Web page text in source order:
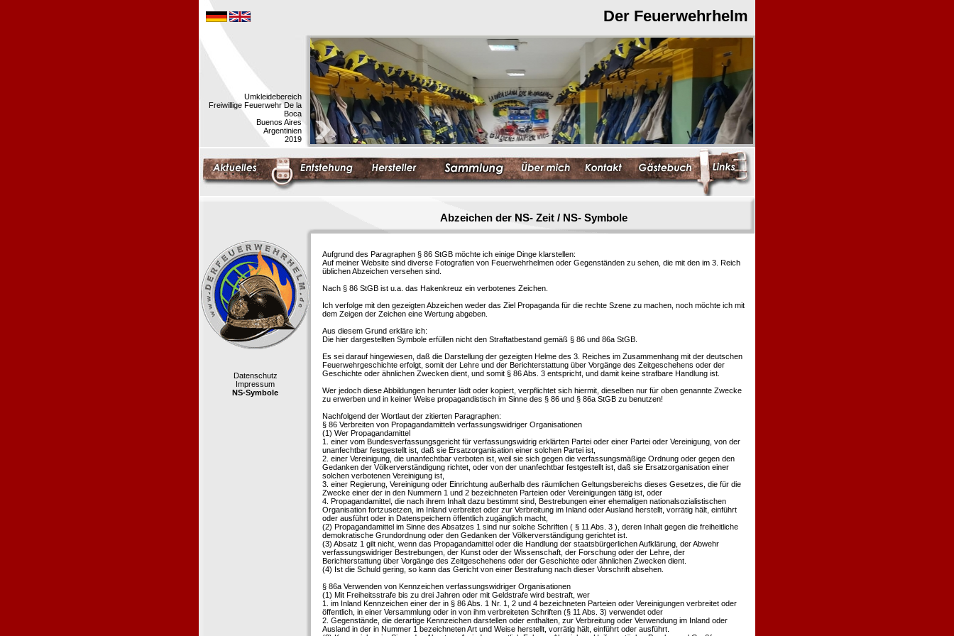
Der Feuerwehrhelm
Umkleidebereich
Freiwillige Feuerwehr De la
Boca
Buenos Aires
Argentinien
2019
Abzeichen der NS- Zeit / NS- Symbole
Datenschutz
Impressum
NS-Symbole
Aufgrund des Paragraphen § 86 StGB möchte ich einige Dinge klarstellen:
Auf meiner Website sind diverse Fotografien von Feuerwehrhelmen oder Gegenständen zu sehen, die mit den im 3. Reich
üblichen Abzeichen versehen sind.
Nach § 86 StGB ist u.a. das Hakenkreuz ein verbotenes Zeichen.
Ich verfolge mit den gezeigten Abzeichen weder das Ziel Propaganda für die rechte Szene zu machen, noch möchte ich mit
dem Zeigen der Zeichen eine Wertung abgeben.
Aus diesem Grund erkläre ich:
Die hier dargestellten Symbole erfüllen nicht den Straftatbestand gemäß § 86 und 86a StGB.
Es sei darauf hingewiesen, daß die Darstellung der gezeigten Helme des 3. Reiches im Zusammenhang mit der deutschen
Feuerwehrgeschichte erfolgt, somit der Lehre und der Berichterstattung über Vorgänge des Zeitgeschehens oder der
Geschichte oder ähnlichen Zwecken dient, und somit § 86 Abs. 3 entspricht, und damit keine strafbare Handlung ist.
Wer jedoch diese Abbildungen herunter lädt oder kopiert, verpflichtet sich hiermit, dieselben nur für oben genannte Zwecke
zu erwerben und in keiner Weise propagandistisch im Sinne des § 86 und § 86a StGB zu benutzen!
Nachfolgend der Wortlaut der zitierten Paragraphen:
§ 86 Verbreiten von Propagandamitteln verfassungswidriger Organisationen
(1) Wer Propagandamittel
1. einer vom Bundesverfassungsgericht für verfassungswidrig erklärten Partei oder einer Partei oder Vereinigung, von der
unanfechtbar festgestellt ist, daß sie Ersatzorganisation einer solchen Partei ist,
2. einer Vereinigung, die unanfechtbar verboten ist, weil sie sich gegen die verfassungsmäßige Ordnung oder gegen den
Gedanken der Völkerverständigung richtet, oder von der unanfechtbar festgestellt ist, daß sie Ersatzorganisation einer
solchen verbotenen Vereinigung ist,
3. einer Regierung, Vereinigung oder Einrichtung außerhalb des räumlichen Geltungsbereichs dieses Gesetzes, die für die
Zwecke einer der in den Nummern 1 und 2 bezeichneten Parteien oder Vereinigungen tätig ist, oder
4. Propagandamittel, die nach ihrem Inhalt dazu bestimmt sind, Bestrebungen einer ehemaligen nationalsozialistischen
Organisation fortzusetzen, im Inland verbreitet oder zur Verbreitung im Inland oder Ausland herstellt, vorrätig hält, einführt
oder ausführt oder in Datenspeichern öffentlich zugänglich macht,
(2) Propagandamittel im Sinne des Absatzes 1 sind nur solche Schriften ( § 11 Abs. 3 ), deren Inhalt gegen die freiheitliche
demokratische Grundordnung oder den Gedanken der Völkerverständigung gerichtet ist.
(3) Absatz 1 gilt nicht, wenn das Propagandamittel oder die Handlung der staatsbürgerlichen Aufklärung, der Abwehr
verfassungswidriger Bestrebungen, der Kunst oder der Wissenschaft, der Forschung oder der Lehre, der
Berichterstattung über Vorgänge des Zeitgeschehens oder der Geschichte oder ähnlichen Zwecken dient.
(4) Ist die Schuld gering, so kann das Gericht von einer Bestrafung nach dieser Vorschrift absehen.
§ 86a Verwenden von Kennzeichen verfassungswidriger Organisationen
(1) Mit Freiheitsstrafe bis zu drei Jahren oder mit Geldstrafe wird bestraft, wer
1. im Inland Kennzeichen einer der in § 86 Abs. 1 Nr. 1, 2 und 4 bezeichneten Parteien oder Vereinigungen verbreitet oder
öffentlich, in einer Versammlung oder in von ihm verbreiteten Schriften (§ 11 Abs. 3) verwendet oder
2. Gegenstände, die derartige Kennzeichen darstellen oder enthalten, zur Verbreitung oder Verwendung im Inland oder
Ausland in der in Nummer 1 bezeichneten Art und Weise herstellt, vorrätig hält, einführt oder ausführt.